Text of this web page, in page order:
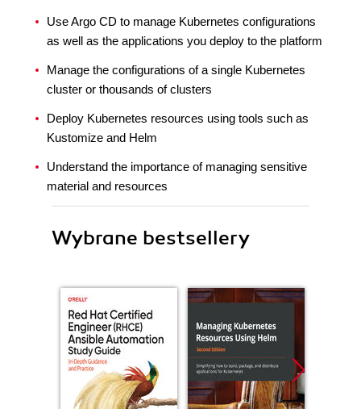
Use Argo CD to manage Kubernetes configurations
as well as the applications you deploy to the platform
Manage the configurations of a single Kubernetes
cluster or thousands of clusters
Deploy Kubernetes resources using tools such as
Kustomize and Helm
Understand the importance of managing sensitive
material and resources
Wybrane bestsellery